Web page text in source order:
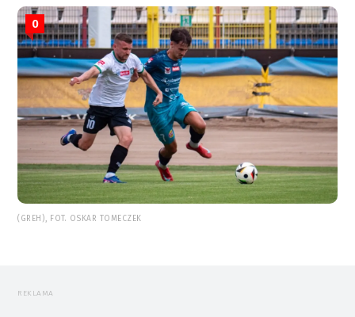
0
(GREH), FOT. OSKAR TOMECZEK
REKLAMA